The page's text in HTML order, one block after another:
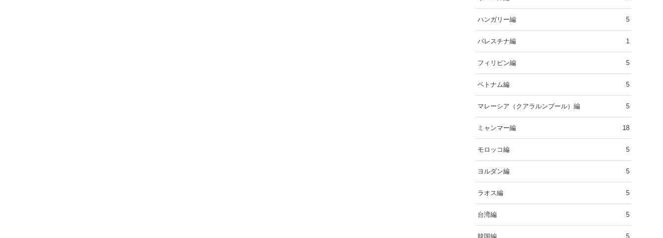
ハンガリー編 5
パレスチナ編 1
フィリピン編 5
ベトナム編 5
マレーシア（クアラルンプール）編 5
ミャンマー編 18
モロッコ編 5
ヨルダン編 5
ラオス編 5
台湾編 5
韓国編 5